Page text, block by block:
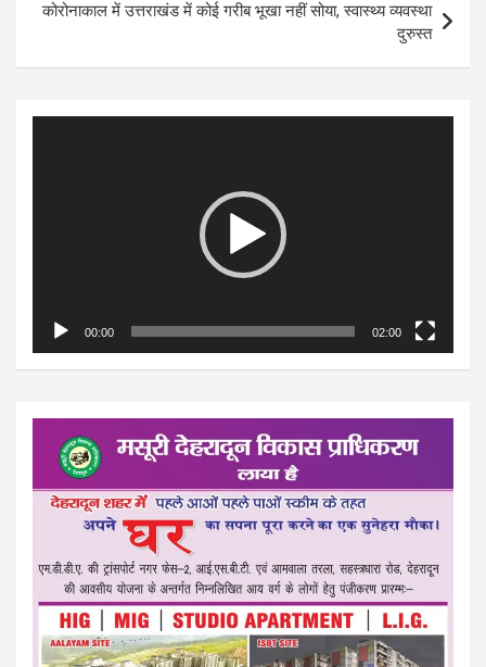
कोरोनाकाल में उत्तराखंड में कोई गरीब भूखा नहीं सोया, स्वास्थ्य व्यवस्था
दुरुस्त
00:00 02:00